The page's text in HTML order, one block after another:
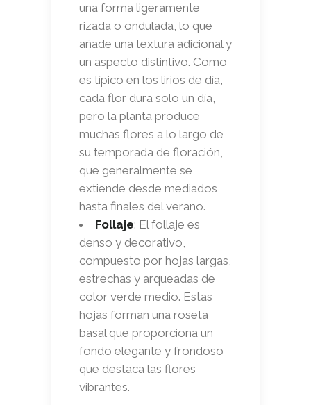
una forma ligeramente
rizada o ondulada, lo que
añade una textura adicional y
un aspecto distintivo. Como
es típico en los lirios de día,
cada flor dura solo un día,
pero la planta produce
muchas flores a lo largo de
su temporada de floración,
que generalmente se
extiende desde mediados
hasta finales del verano.
Follaje: El follaje es
denso y decorativo,
compuesto por hojas largas,
estrechas y arqueadas de
color verde medio. Estas
hojas forman una roseta
basal que proporciona un
fondo elegante y frondoso
que destaca las flores
vibrantes.